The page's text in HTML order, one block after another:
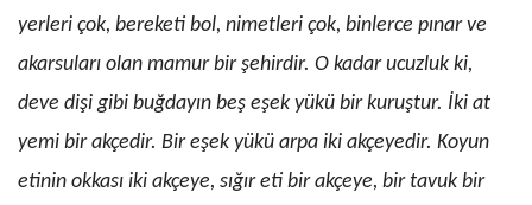
yerleri çok, bereketi bol, ni­metleri çok, binlerce pınar ve
akarsuları olan mamur bir şehirdir. O kadar ucuzluk ki,
deve dişi gibi buğdayın beş eşek yükü bir kuruştur. İki at
yemi bir ak­çedir. Bir eşek yükü arpa iki akçeyedir. Koyun
etinin okkası iki akçeye, sığır eti bir akçeye, bir tavuk bir